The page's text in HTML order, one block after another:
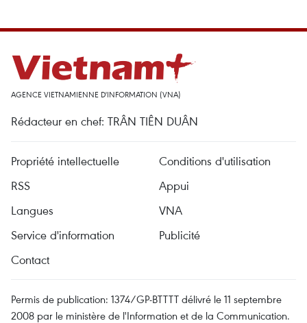
AGENCE VIETNAMIENNE D'INFORMATION (VNA)
Rédacteur en chef: TRÂN TIÊN DUÂN
Propriété intellectuelle
Conditions d'utilisation
RSS
Appui
Langues
VNA
Service d'information
Publicité
Contact
Permis de publication: 1374/GP-BTTTT délivré le 11 septembre
2008 par le ministère de l'Information et de la Communication.